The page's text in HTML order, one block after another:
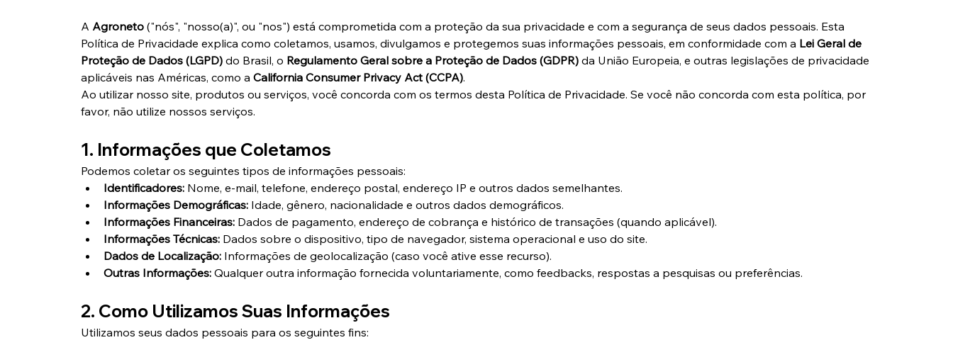
A Agroneto ("nós", "nosso(a)", ou "nos") está comprometida com a proteção da sua privacidade e com a segurança de seus dados pessoais. Esta
Política de Privacidade explica como coletamos, usamos, divulgamos e protegemos suas informações pessoais, em conformidade com a Lei Geral de
Proteção de Dados (LGPD) do Brasil, o Regulamento Geral sobre a Proteção de Dados (GDPR) da União Europeia, e outras legislações de privacidade
aplicáveis nas Américas, como a California Consumer Privacy Act (CCPA).
Ao utilizar nosso site, produtos ou serviços, você concorda com os termos desta Política de Privacidade. Se você não concorda com esta política, por
favor, não utilize nossos serviços.
1. Informações que Coletamos
Podemos coletar os seguintes tipos de informações pessoais:
Identificadores: Nome, e-mail, telefone, endereço postal, endereço IP e outros dados semelhantes.
Informações Demográficas: Idade, gênero, nacionalidade e outros dados demográficos.
Informações Financeiras: Dados de pagamento, endereço de cobrança e histórico de transações (quando aplicável).
Informações Técnicas: Dados sobre o dispositivo, tipo de navegador, sistema operacional e uso do site.
Dados de Localização: Informações de geolocalização (caso você ative esse recurso).
Outras Informações: Qualquer outra informação fornecida voluntariamente, como feedbacks, respostas a pesquisas ou preferências.
2. Como Utilizamos Suas Informações
Utilizamos seus dados pessoais para os seguintes fins: